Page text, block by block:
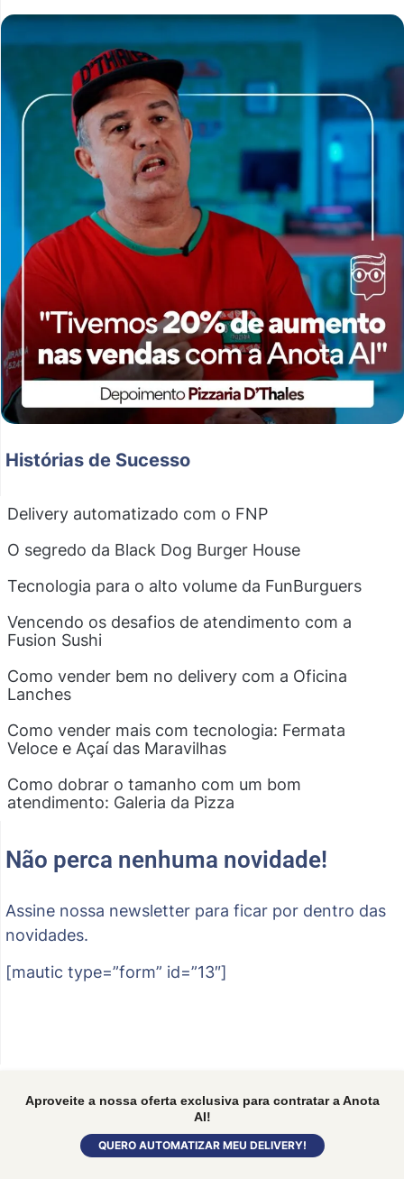
Aproveite a nossa oferta exclusiva para contratar a Anota
AI!
QUERO AUTOMATIZAR MEU DELIVERY!
Histórias de Sucesso
Delivery automatizado com o FNP
O segredo da Black Dog Burger House
Tecnologia para o alto volume da FunBurguers
Vencendo os desafios de atendimento com a
Fusion Sushi
Como vender bem no delivery com a Oficina
Lanches
Como vender mais com tecnologia: Fermata
Veloce e Açaí das Maravilhas
Como dobrar o tamanho com um bom
atendimento: Galeria da Pizza
Não perca nenhuma novidade!
Assine nossa newsletter para ficar por dentro das
novidades.
[mautic type=”form” id=”13″]